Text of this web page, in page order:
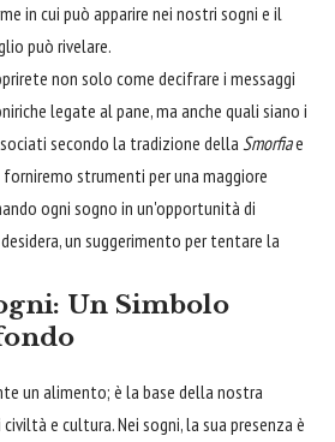
in cui può apparire nei nostri sogni e il
può rivelare.
non solo come decifrare i messaggi
legate al pane, ma anche quali siano i
secondo la tradizione della Smorfiae
strumenti per una maggiore
ogni sogno in un'opportunità di
un suggerimento per tentare la
Un Simbolo
un alimento; è la base della nostra
e cultura. Nei sogni, la sua presenza è